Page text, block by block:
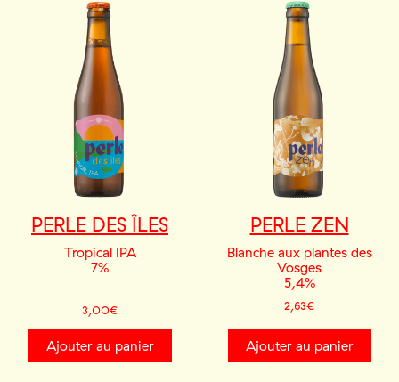
PERLE DES ÎLES
Tropical IPA
7%
3,00€
Ajouter au panier
PERLE ZEN
Blanche aux plantes des
Vosges
5,4%
2,63€
Ajouter au panier